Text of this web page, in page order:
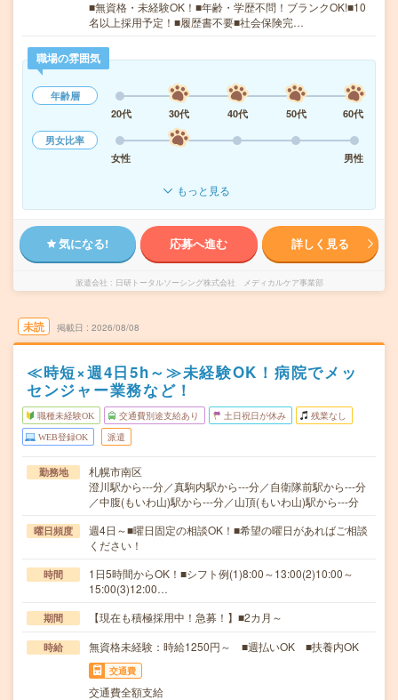
■無資格・未経験OK！■年齢・学歴不問！ブランクOK!■10
名以上採用予定！■履歴書不要■社会保険完…
職場の雰囲気
年齢層
20代
30代 40代 50代
60代
男女比率
女性
男性
もっと見る
気になる! 応募へ進む 詳しく見る
派遣会社 日研トータルソーシング株式会社 メディカルケア事業部
未読 掲載日 2026/08/08
≪時短×週4日5h～≫未経験OK！病院でメッ
センジャー業務など！
職種未経験OK 交通費別途支給あり 土日祝日が休み 残業なし
WEB登録OK 派遣
勤務地
札幌市南区
澄川駅から---分／真駒内駅から---分／自衛隊前駅から---分
／中腹(もいわ山)駅から---分／山頂(もいわ山)駅から---分
曜日頻度
週4日～■曜日固定の相談OK！■希望の曜日があればご相談
ください！
時間
1日5時間からOK！■シフト例(1)8:00～13:00(2)10:00～
15:00(3)12:00…
期間 【現在も積極採用中！急募！】■2カ月～
時給 無資格未経験：時給1250円～ ■週払いOK ■扶養内OK
交通費
交通費全額支給